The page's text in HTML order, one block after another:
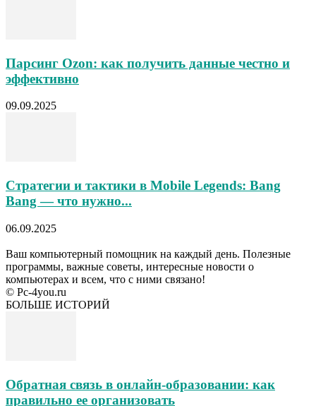
Парсинг Ozon: как получить данные честно и
эффективно
09.09.2025
Стратегии и тактики в Mobile Legends: Bang
Bang — что нужно...
06.09.2025
Ваш компьютерный помощник на каждый день. Полезные
программы, важные советы, интересные новости о
компьютерах и всем, что с ними связано!
© Pc-4you.ru
БОЛЬШЕ ИСТОРИЙ
Обратная связь в онлайн-образовании: как
правильно ее организовать